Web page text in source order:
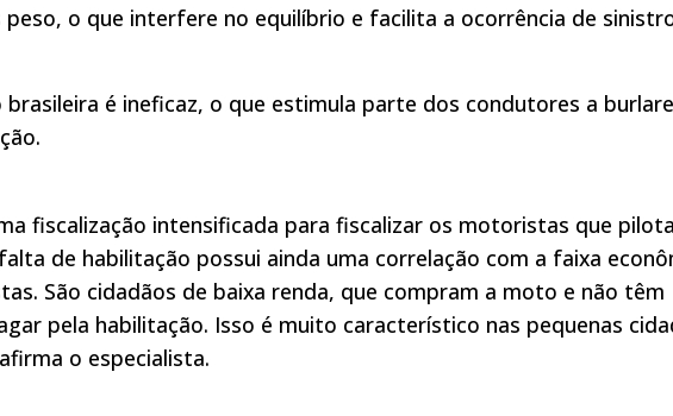
o que interfere no equilíbrio e facilita a ocorrência de
brasileira é ineficaz, o que estimula parte dos condutores a
fiscalização intensificada para fiscalizar os motoristas que
de habilitação possui ainda uma correlação com a faixa
São cidadãos de baixa renda, que compram a moto e não têm
pela habilitação. Isso é muito característico nas pequenas
o especialista.